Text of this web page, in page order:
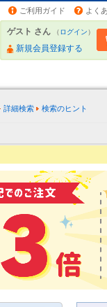
ご利用ガイド よく
ゲスト さん （ログイン）
新規会員登録する
詳細検索 検索のヒント